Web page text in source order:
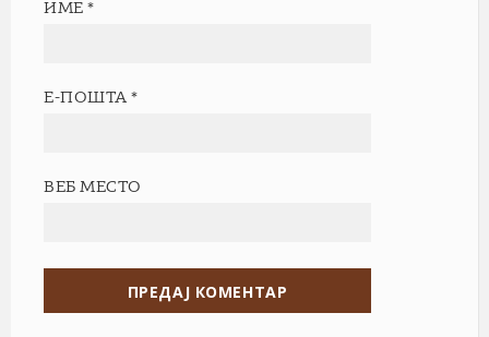
ИМЕ*
Е-ПОШТА*
ВЕБ МЕСТО